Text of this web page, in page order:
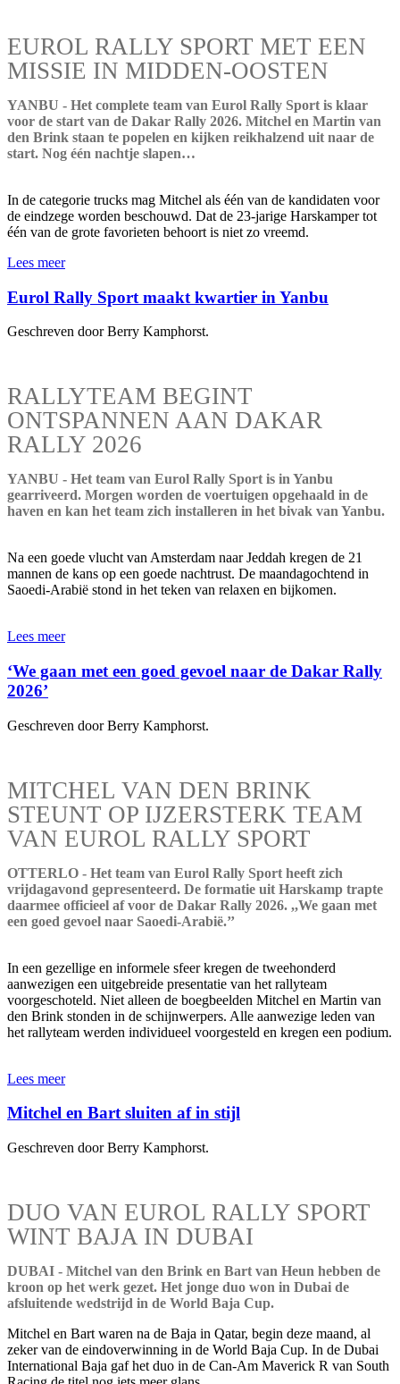
EUROL RALLY SPORT MET EEN
MISSIE IN MIDDEN-OOSTEN
YANBU - Het complete team van Eurol Rally Sport is klaar
voor de start van de Dakar Rally 2026. Mitchel en Martin van
den Brink staan te popelen en kijken reikhalzend uit naar de
start. Nog één nachtje slapen…
In de categorie trucks mag Mitchel als één van de kandidaten voor
de eindzege worden beschouwd. Dat de 23-jarige Harskamper tot
één van de grote favorieten behoort is niet zo vreemd.
Lees meer
Eurol Rally Sport maakt kwartier in Yanbu
Geschreven door Berry Kamphorst.
RALLYTEAM BEGINT
ONTSPANNEN AAN DAKAR
RALLY 2026
YANBU - Het team van Eurol Rally Sport is in Yanbu
gearriveerd. Morgen worden de voertuigen opgehaald in de
haven en kan het team zich installeren in het bivak van Yanbu.
Na een goede vlucht van Amsterdam naar Jeddah kregen de 21
mannen de kans op een goede nachtrust. De maandagochtend in
Saoedi-Arabië stond in het teken van relaxen en bijkomen.
Lees meer
‘We gaan met een goed gevoel naar de Dakar Rally
2026’
Geschreven door Berry Kamphorst.
MITCHEL VAN DEN BRINK
STEUNT OP IJZERSTERK TEAM
VAN EUROL RALLY SPORT
OTTERLO - Het team van Eurol Rally Sport heeft zich
vrijdagavond gepresenteerd. De formatie uit Harskamp trapte
daarmee officieel af voor de Dakar Rally 2026. ,,We gaan met
een goed gevoel naar Saoedi-Arabië.’’
In een gezellige en informele sfeer kregen de tweehonderd
aanwezigen een uitgebreide presentatie van het rallyteam
voorgeschoteld. Niet alleen de boegbeelden Mitchel en Martin van
den Brink stonden in de schijnwerpers. Alle aanwezige leden van
het rallyteam werden individueel voorgesteld en kregen een podium.
Lees meer
Mitchel en Bart sluiten af in stijl
Geschreven door Berry Kamphorst.
DUO VAN EUROL RALLY SPORT
WINT BAJA IN DUBAI
DUBAI - Mitchel van den Brink en Bart van Heun hebben de
kroon op het werk gezet. Het jonge duo won in Dubai de
afsluitende wedstrijd in de World Baja Cup.
Mitchel en Bart waren na de Baja in Qatar, begin deze maand, al
zeker van de eindoverwinning in de World Baja Cup. In de Dubai
International Baja gaf het duo in de Can-Am Maverick R van South